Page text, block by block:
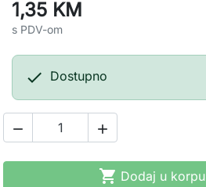
1,35 KM
s PDV-om
 Dostupno
 
 Dodaj u korpu